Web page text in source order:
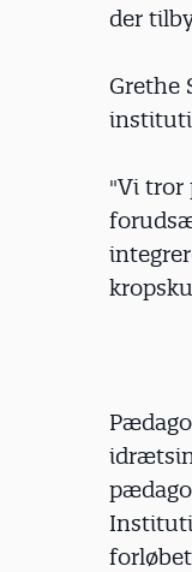
der
Grethe
"Vi tror